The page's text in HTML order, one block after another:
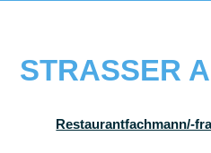
STRASSER
Restaurantfachmann/-